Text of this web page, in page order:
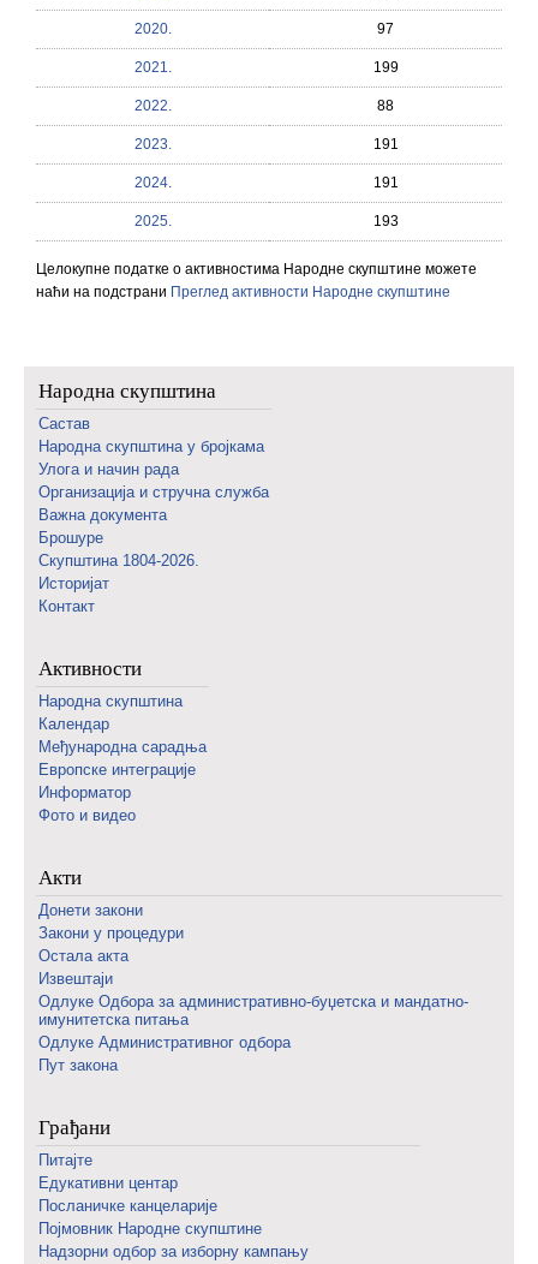
2020. 97
2021. 199
2022. 88
2023. 191
2024. 191
2025. 193
Целокупне податке о активностима Народне скупштине можете
наћи на подстрани Преглед активности Народне скупштине
Народна скупштина
Састав
Народна скупштина у бројкама
Улога и начин рада
Организација и стручна служба
Важна документа
Брошуре
Скупштина 1804-2026.
Историјат
Контакт
Активности
Народна скупштина
Календар
Међународна сарадња
Европске интеграције
Информатор
Фото и видео
Акти
Донети закони
Закони у процедури
Остала акта
Извештаји
Одлуке Одбора за административно-буџетска и мандатно-
имунитетска питања
Одлуке Административног одбора
Пут закона
Грађани
Питајте
Едукативни центар
Посланичке канцеларије
Појмовник Народне скупштине
Надзорни одбор за изборну кампању